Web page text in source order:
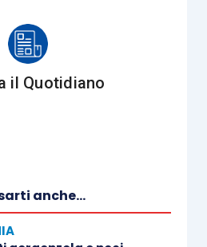
o la cottura, è
una completa sicurezza
il periodo di tempo entro cui
integre le sue
e nutrizionali.
il Quotidiano
anche...